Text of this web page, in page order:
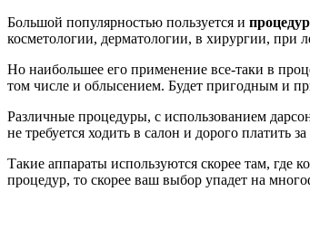
Большой популярностью пользуется и
косметологии, дерматологии, в хирургии, при
Но наибольшее его применение все-таки в
том числе и облысением. Будет пригодным и
Различные процедуры, с использованием
не требуется ходить в салон и дорого платить
Такие аппараты используются скорее там, где
процедур, то скорее ваш выбор упадет на